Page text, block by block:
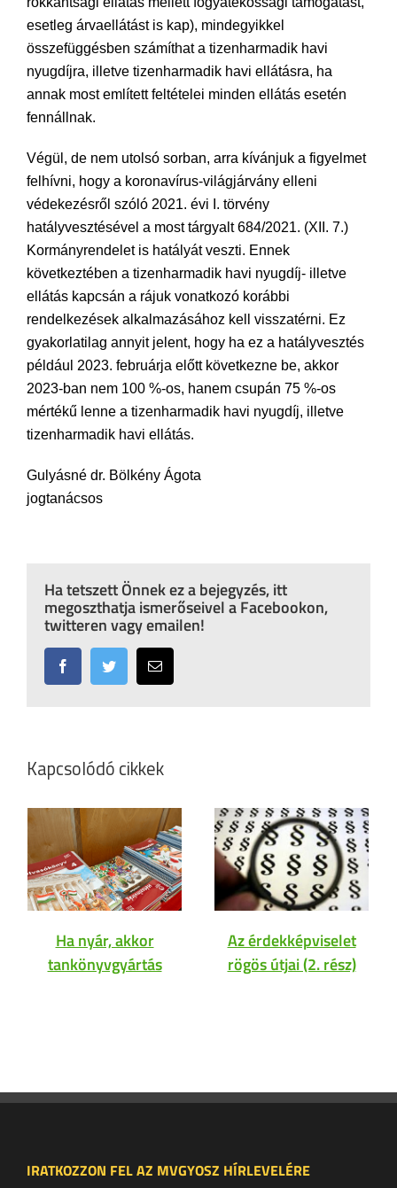
esetleg árvaellátást is kap), mindegyikkel
összefüggésben számíthat a tizenharmadik havi
nyugdíjra, illetve tizenharmadik havi ellátásra, ha
annak most említett feltételei minden ellátás esetén
fennállnak.
Végül, de nem utolsó sorban, arra kívánjuk a figyelmet
felhívni, hogy a koronavírus-világjárvány elleni
védekezésről szóló 2021. évi I. törvény
hatályvesztésével a most tárgyalt 684/2021. (XII. 7.)
Kormányrendelet is hatályát veszti. Ennek
következtében a tizenharmadik havi nyugdíj- illetve
ellátás kapcsán a rájuk vonatkozó korábbi
rendelkezések alkalmazásához kell visszatérni. Ez
gyakorlatilag annyit jelent, hogy ha ez a hatályvesztés
például 2023. februárja előtt következne be, akkor
2023-ban nem 100 %-os, hanem csupán 75 %-os
mértékű lenne a tizenharmadik havi nyugdíj, illetve
tizenharmadik havi ellátás.
Gulyásné dr. Bölkény Ágota
jogtanácsos
Ha tetszett Önnek ez a bejegyzés, itt
megoszthatja ismerőseivel a Facebookon,
twitteren vagy emailen!
FacebookTwitter Email:
Kapcsolódó cikkek
Ha nyár, akkor
tankönyvgyártás
Az érdekképviselet
rögös útjai (2. rész)
IRATKOZZON FEL AZ MVGYOSZ HÍRLEVELÉRE